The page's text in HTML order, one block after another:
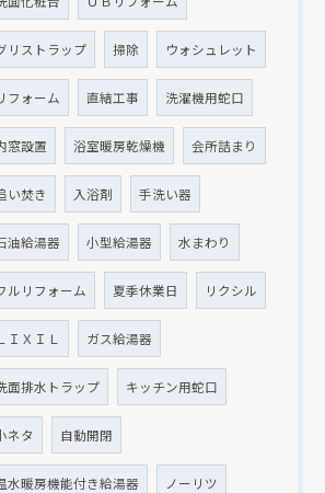
リストラップ 掃除 ウォシュレット
フォーム 直結工事 洗濯機用蛇口
窓設置 浴室暖房乾燥機 会所詰まり
い焚き 入浴剤 手洗い器
油給湯器 小型給湯器 水まわり
ルリフォーム 夏季休業日 リクシル
ＬＩＸＩＬ ガス給湯器
面排水トラップ キッチン用蛇口
ネタ 自動開閉
水暖房機能付き給湯器 ノーリツ